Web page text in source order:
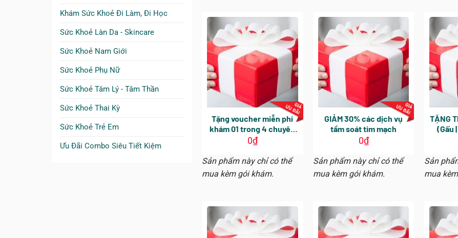
Khám Sức Khoẻ Đi Làm, Đi Học
Sức Khoẻ Làn Da - Skincare
Sức Khoẻ Nam Giới
Sức Khoẻ Phụ Nữ
Sức Khoẻ Tâm Lý - Tâm Thần
Sức Khoẻ Thai Kỳ
Sức Khoẻ Trẻ Em
Ưu Đãi Combo Siêu Tiết Kiệm
Tặng voucher miễn phí
khám 01 trong 4 chuyên
khoa (nhận tại phòng
VNĐ
0₫
Sản phẩm này chỉ có thể
mua kèm gói khám.
GIẢM 30% các dịch vụ
tầm soát tim mạch
0₫
Sản phẩm này chỉ có thể
mua kèm gói khám.
TẶNG
(Gấu
đăng
Sản
mua